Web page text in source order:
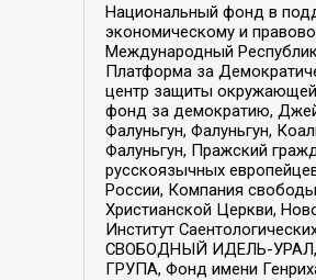
Национальный фонд в
экономическому и
Международный
Платформа за
центр защиты окружающей
фонд за демократию,
Фалуньгун, Фалуньгун,
Фалуньгун, Пражский
русскоязычных
России, Компания
Христианской Церкви,
Институт
СВОБОДНЫЙ ИДЕЛЬ-УРАЛ,
ГРУПА, Фонд имени